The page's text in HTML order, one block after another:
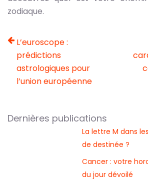
zodiaque.
L’euroscope :
prédictions
astrologiques pour
l’union européenne
Dernières publications
La lettre M dans
de destinée ?
Cancer : votre
du jour dévoilé